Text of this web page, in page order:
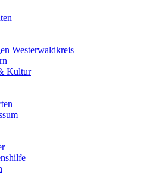
Westerwaldkreis
Kultur